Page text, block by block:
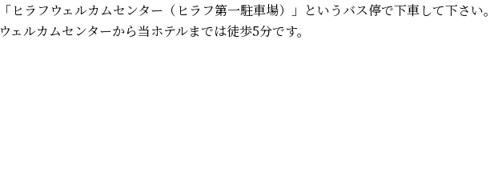
「ヒラフウェルカムセンター（ヒラフ第一駐車場）」というバス停で下車して下さい。
ウェルカムセンターから当ホテルまでは徒歩5分です。